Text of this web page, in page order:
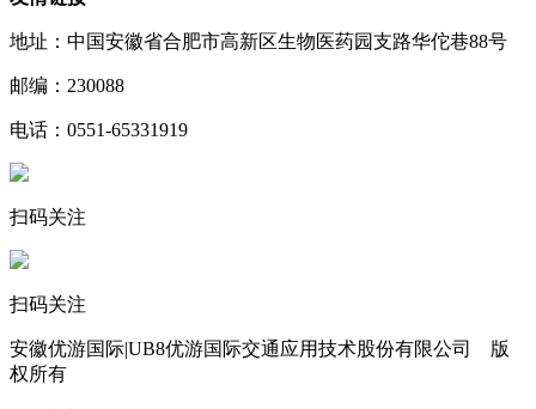
地址：中国安徽省合肥市高新区生物医药园支路华佗巷88号
邮编：230088
电话：0551-65331919
扫码关注
扫码关注
安徽优游国际|UB8优游国际交通应用技术股份有限公司 版
权所有